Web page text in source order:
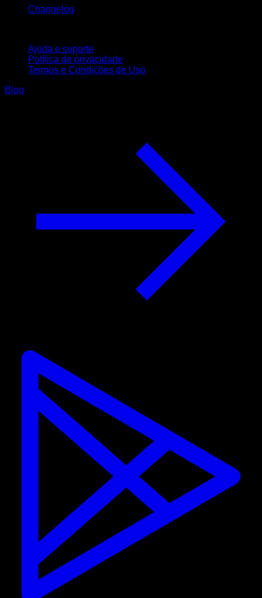
Changelog
Ajuda e suporte
Política de privacidade
Termos e Condições de Uso
Blog